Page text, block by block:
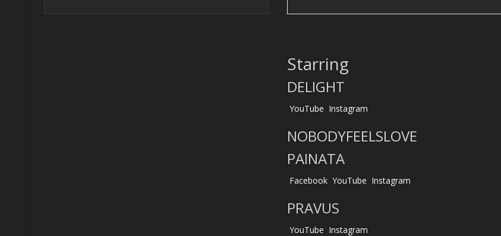
Starring
DELIGHT
YouTube Instagram
NOBODYFEELSLOVE
PAINATA
Facebook YouTube Instagram
PRAVUS
YouTube Instagram